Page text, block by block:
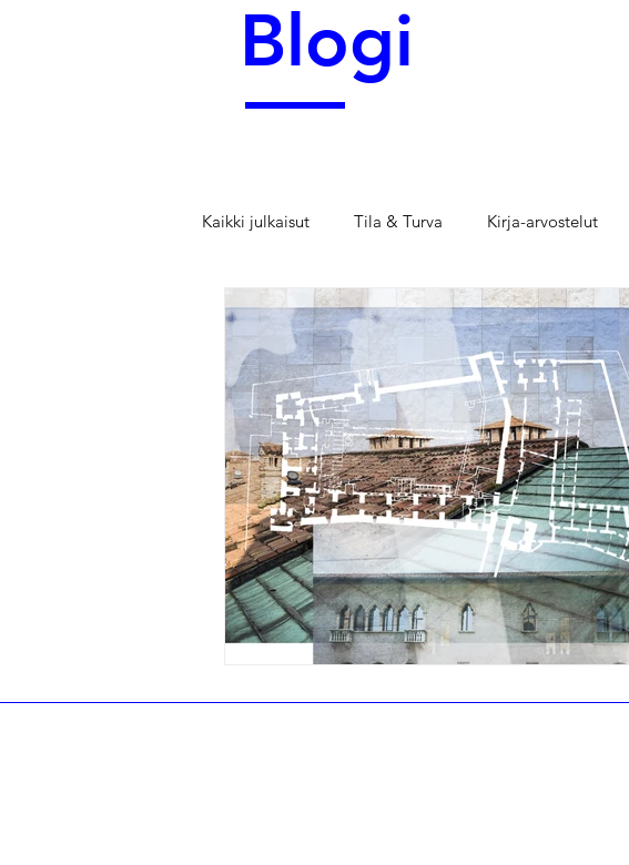
Blogi
Kaikki julkaisut Tila & Turva Kirja-arvostelut